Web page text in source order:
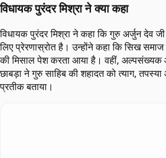
विधायक पुरंदर मिश्रा ने क्या कहा
विधायक पुरंदर मिश्रा ने कहा कि गुरु अर्जुन देव
लिए प्रेरणास्रोत है। उन्होंने कहा कि सिख
की मिसाल पेश करता आया है। वहीं, अल्पसंख्यक
छाबड़ा ने गुरु साहिब की शहादत को त्याग, तपस्या
प्रतीक बताया।